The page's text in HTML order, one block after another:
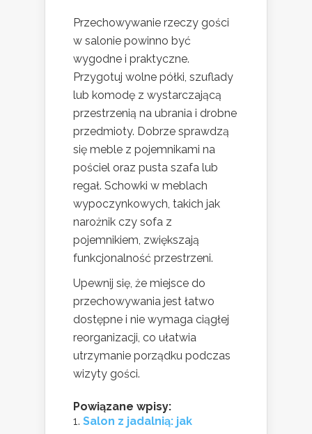
Przechowywanie rzeczy gości
w salonie powinno być
wygodne i praktyczne.
Przygotuj wolne półki, szuflady
lub komodę z wystarczającą
przestrzenią na ubrania i drobne
przedmioty. Dobrze sprawdzą
się meble z pojemnikami na
pościel oraz pusta szafa lub
regał. Schowki w meblach
wypoczynkowych, takich jak
narożnik czy sofa z
pojemnikiem, zwiększają
funkcjonalność przestrzeni.
Upewnij się, że miejsce do
przechowywania jest łatwo
dostępne i nie wymaga ciągłej
reorganizacji, co ułatwia
utrzymanie porządku podczas
wizyty gości.
Powiązane wpisy:
Salon z jadalnią: jak